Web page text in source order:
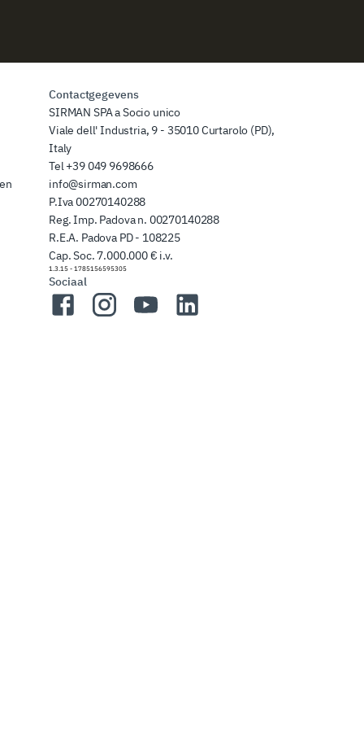
Contactgegevens
SIRMAN SPA a Socio unico
Viale dell' Industria, 9 - 35010 Curtarolo (PD),
Italy
Tel+39 049 9698666
info@sirman.com
P.Iva 00270140288
Reg. Imp. Padova n. 00270140288
R.E.A. Padova PD - 108225
Cap. Soc. 7.000.000 € i.v.
1.3.15 - 1785156595305
Sociaal
FacebookInstagramYouTubeLinkedIn